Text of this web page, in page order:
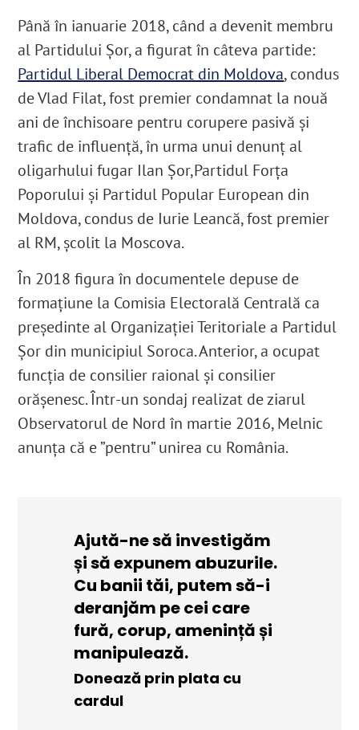
Până în ianuarie 2018, când a devenit membru
al Partidului Şor, a figurat în câteva partide:
Partidul Liberal Democrat din Moldova, condus
de Vlad Filat, fost premier condamnat la nouă
ani de închisoare pentru corupere pasivă și
trafic de influență, în urma unui denunț al
oligarhului fugar Ilan Șor,Partidul Forţa
Poporului şi Partidul Popular European din
Moldova, condus de Iurie Leancă, fost premier
al RM, școlit la Moscova.
În 2018 figura în documentele depuse de
formațiune la Comisia Electorală Centrală ca
președinte al Organizației Teritoriale a Partidul
Șor din municipiul Soroca. Anterior, a ocupat
funcția de consilier raional și consilier
orășenesc. Într-un sondaj realizat de ziarul
Observatorul de Nord în martie 2016, Melnic
anunţa că e ”pentru” unirea cu România.
Ajută-ne să investigăm
și să expunem abuzurile.
Cu banii tăi, putem să-i
deranjăm pe cei care
fură, corup, amenință și
manipulează.
Donează prin plata cu
cardul